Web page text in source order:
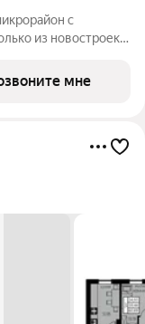
с
из новостроек.
проверенных
мне